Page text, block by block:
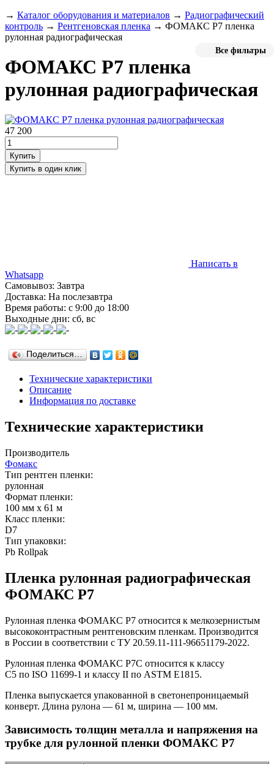
→ Каталог оборудования и материалов → Радиографический
контроль → Рентгеновская пленка → ФОМАКС Р7 пленка
рулонная радиографическая
Все фильтры
ФОМАКС Р7 пленка
рулонная радиографическая
47 200
Написать в
Whatsapp
Самовывоз: Завтра
Доставка: На послезавтра
Время работы: с 9:00 до 18:00
Выходные дни: сб, вс
Поделиться…
Технические характеристики
Описание
Информация по доставке
Технические характеристики
Производитель
Фомакс
Тип рентген пленки:
рулонная
Формат пленки:
100 мм х 61 м
Класс пленки:
D7
Тип упаковки:
Pb Rollpak
Пленка рулонная радиографическая
ФОМАКС Р7
Рулонная пленка ФОМАКС Р7 относится к мелкозернистым
высококонтрастным рентгеновским пленкам. Производится
в России в соответствии с ТУ 20.59.11-111-96651179-2022.
Рулонная пленка ФОМАКС Р7С относится к классу
С5 по ISO 11699-1 и классу II по ASTM E1815.
Пленка выпускается упакованной в светонепроницаемый
конверт. Длина рулона — 61 м, ширина — 100 мм.
Зависимость толщин металла и напряжения на
трубке для рулонной пленки ФОМАКС Р7